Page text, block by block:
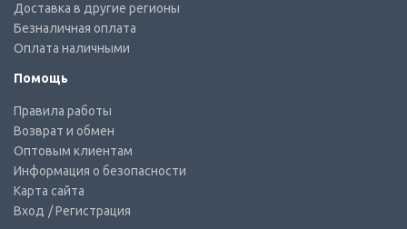
Доставка в другие регионы
Безналичная оплата
Оплата наличными
Помощь
Правила работы
Возврат и обмен
Оптовым клиентам
Информация о безопасности
Карта сайта
Вход / Регистрация